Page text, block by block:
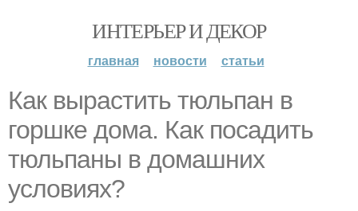
ИНТЕРЬЕР И ДЕКОР
главная новости статьи
Как вырастить тюльпан в
горшке дома. Как посадить
тюльпаны в домашних
условиях?